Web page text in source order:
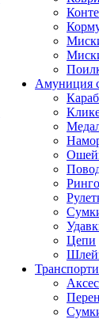
Амуниция
Цепи